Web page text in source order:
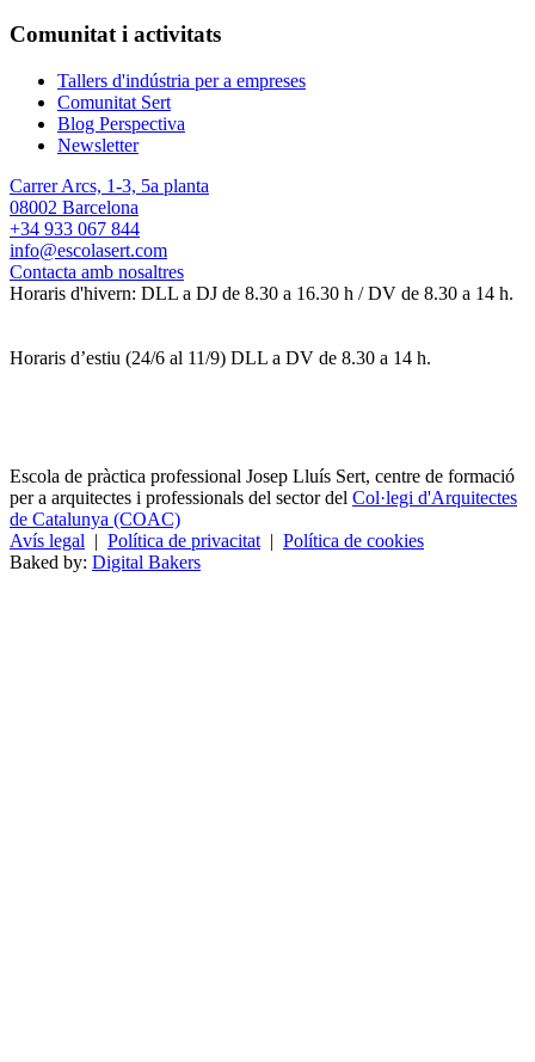
Comunitat i activitats
Tallers d'indústria per a empreses
Comunitat Sert
Blog Perspectiva
Newsletter
Carrer Arcs, 1-3, 5a planta
08002 Barcelona
+34 933 067 844
info@escolasert.com
Contacta amb nosaltres
Horaris d'hivern: DLL a DJ de 8.30 a 16.30 h / DV de 8.30 a 14 h.
Horaris d’estiu (24/6 al 11/9) DLL a DV de 8.30 a 14 h.
Escola de pràctica professional Josep Lluís Sert, centre de formació
per a arquitectes i professionals del sector del Col·legi d'Arquitectes
de Catalunya (COAC)
Avís legal | Política de privacitat | Política de cookies
Baked by: Digital Bakers